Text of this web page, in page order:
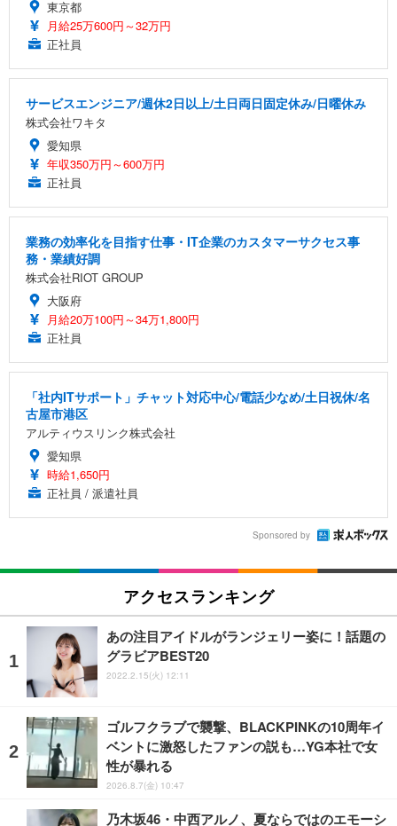
東京都
月給25万600円～32万円
正社員
サービスエンジニア/週休2日以上/土日両日固定休み/日曜休み
株式会社ワキタ
愛知県
年収350万円～600万円
正社員
業務の効率化を目指す仕事・IT企業のカスタマーサクセス事
務・業績好調
株式会社RIOT GROUP
大阪府
月給20万100円～34万1,800円
正社員
「社内ITサポート」チャット対応中心/電話少なめ/土日祝休/名
古屋市港区
アルティウスリンク株式会社
愛知県
時給1,650円
正社員 / 派遣社員
Sponsored by
アクセスランキング
あの注目アイドルがランジェリー姿に！話題の
グラビアBEST20
2022.2.15(火) 12:11
ゴルフクラブで襲撃、BLACKPINKの10周年イ
ベントに激怒したファンの説も…YG本社で女
性が暴れる
2026.8.7(金) 10:47
乃木坂46・中西アルノ、夏ならではのエモーシ